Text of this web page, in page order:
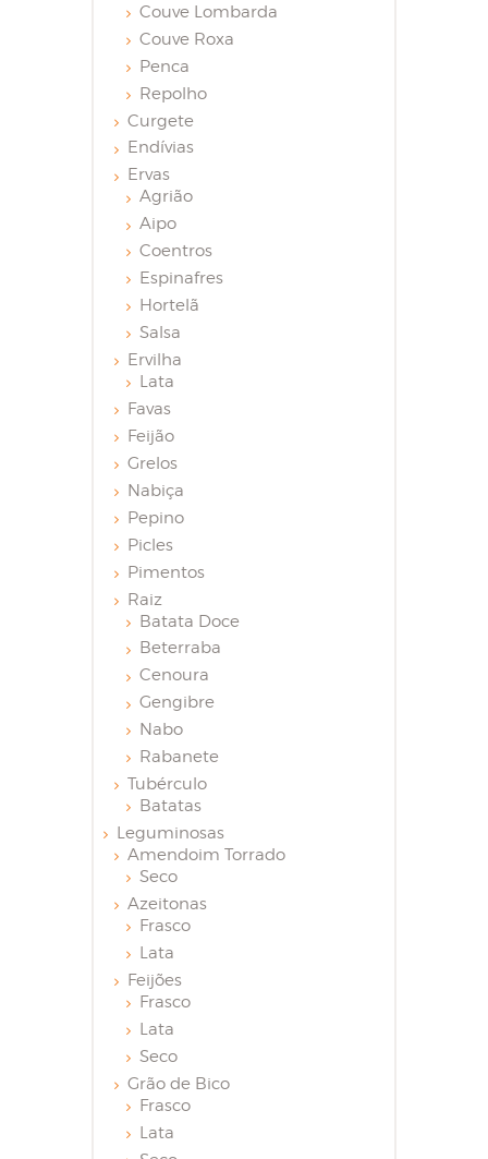
Couve Lombarda
Couve Roxa
Penca
Repolho
Curgete
Endívias
Ervas
Agrião
Aipo
Coentros
Espinafres
Hortelã
Salsa
Ervilha
Lata
Favas
Feijão
Grelos
Nabiça
Pepino
Picles
Pimentos
Raiz
Batata Doce
Beterraba
Cenoura
Gengibre
Nabo
Rabanete
Tubérculo
Batatas
Leguminosas
Amendoim Torrado
Seco
Azeitonas
Frasco
Lata
Feijões
Frasco
Lata
Seco
Grão de Bico
Frasco
Lata